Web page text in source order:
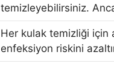
temizleyebilirsiniz.
Her kulak temizliği için
enfeksiyon riskini